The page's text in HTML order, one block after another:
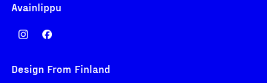
Avainlippu
Design From Finland